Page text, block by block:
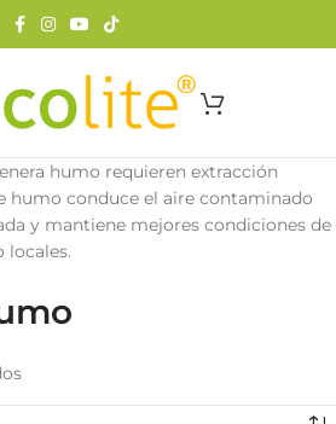
humo requieren extracción
humo conduce el aire contaminado
y mantiene mejores condiciones de
locales.